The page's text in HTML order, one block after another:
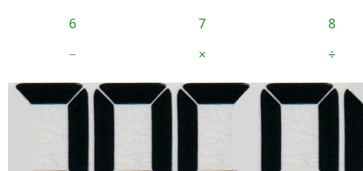
6
7
8
−
× ÷